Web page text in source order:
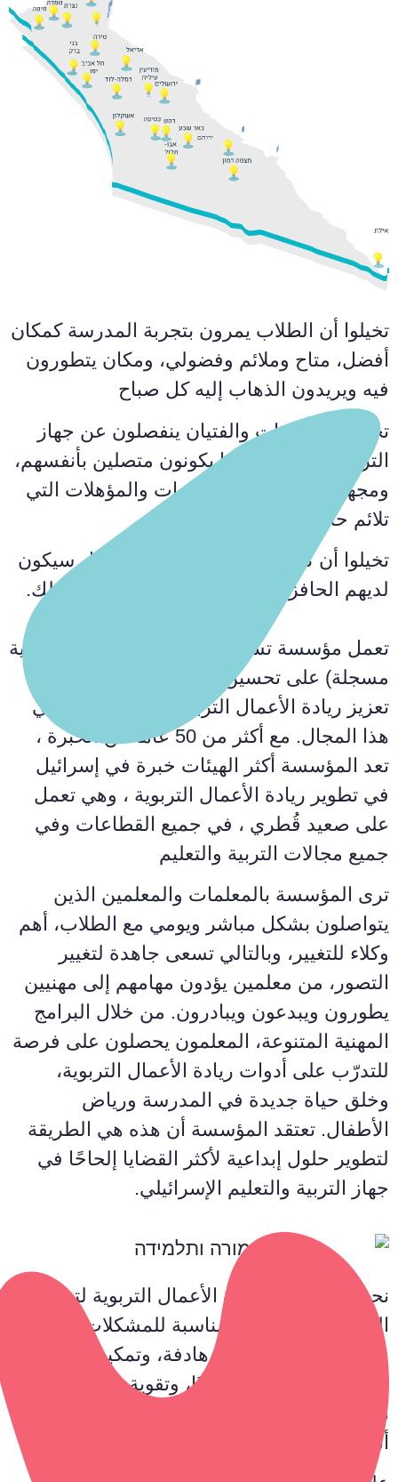
ירוחם
تخيلوا أن الطلاب يمرون بتجربة المدرسة كمكان
أفضل، متاح وملائم وفضولي، ومكان يتطورون
فيه ويريدون الذهاب إليه كل صباح
تخيلوا أن الفتيات والفتيان ينفصلون عن جهاز
التربية والتعليم عندما يكونون متصلين بأنفسهم،
ومجهزين بالمعرفة والمهارات والمؤهلات التي
تلائم حاضرهم ومستقبلهم
تخيلوا أن كل معلم ومعلمة في إسرائيل سيكون
لديهم الحافز والأدوات والظروف لتحقيق ذلك.
تعمل مؤسسة تشجيع المبادرات التربوية (جمعية
مسجلة) على تحسين جهاز التعليم من خلال
تعزيز ريادة الأعمال التربوية بين التربويين في
هذا المجال. مع أكثر من 50 عامًا من الخبرة ،
تعد المؤسسة أكثر الهيئات خبرة في إسرائيل
في تطوير ريادة الأعمال التربوية ، وهي تعمل
على صعيد قُطري ، في جميع القطاعات وفي
جميع مجالات التربية والتعليم
ترى المؤسسة بالمعلمات والمعلمين الذين
يتواصلون بشكل مباشر ويومي مع الطلاب، أهم
وكلاء للتغيير، وبالتالي تسعى جاهدة لتغيير
التصور، من معلمين يؤدون مهامهم إلى مهنيين
يطورون ويبدعون ويبادرون. من خلال البرامج
المهنية المتنوعة، المعلمون يحصلون على فرصة
للتدرّب على أدوات ريادة الأعمال التربوية،
وخلق حياة جديدة في المدرسة ورياض
الأطفال. تعتقد المؤسسة أن هذه هي الطريقة
لتطوير حلول إبداعية لأكثر القضايا إلحاحًا في
جهاز التربية والتعليم الإسرائيلي.
نحن نؤمن بقوة ريادة الأعمال التربوية لتغيير
الواقع؛ لإنشاء حلول مناسبة للمشكلات المحلية،
وتطوير عمليات تربوية هادفة، وتمكين الطلاب
والمعلمين شخصيًا ومهنيًا، وتقوية وتطوير
مجتمعات من مختلف الأطياف، وكذلك لتغيير
أنظمة القوى المنهجية الداخلية.